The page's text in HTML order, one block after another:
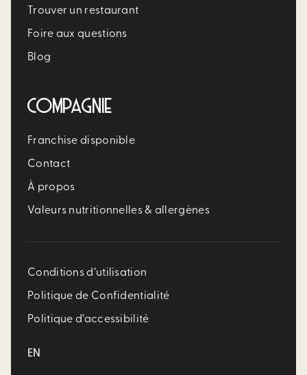
Trouver un restaurant​
Foire aux questions
Blog
COMPAGNIE
Franchise disponible
Contact
À propos
Valeurs nutritionnelles & allergènes
Conditions d’utilisation
Politique de Confidentialité
Politique d’accessibilité
EN